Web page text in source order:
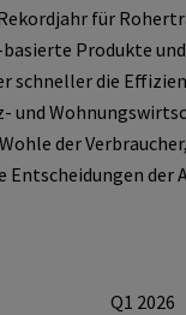
für
Produkte
die
und
der
der
Q1 2026